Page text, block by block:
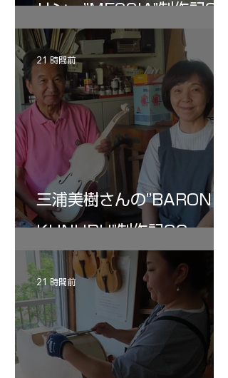
リン ”MESSIA"制作記34
三浦美樹さんの”BARON・
KUNUPU"制作記32
21 時間前
21 時間前